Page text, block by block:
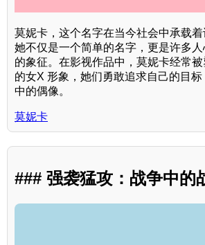
莫妮卡，这个名字在当今社会中承载着
她不仅是一个简单的名字，更是许多
的象征。在影视作品中，莫妮卡经常
的女X 形象，她们勇敢追求自己的目
中的偶像。
莫妮卡
### 强袭猛攻：战争中的